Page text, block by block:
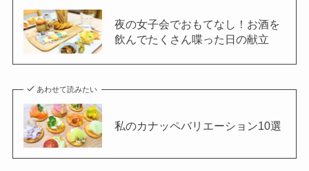
夜の女子会でおもてなし！お酒を
飲んでたくさん喋った日の献立
あわせて読みたい
私のカナッペバリエーション10選